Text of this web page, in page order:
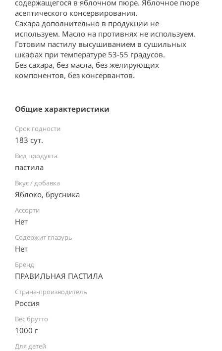
содержащегося в яблочном пюре. Яблочное пюре
асептического консервирования.
Сахара дополнительно в продукции не
используем. Масло на противнях не используем.
Готовим пастилу высушиванием в сушильных
шкафах при температуре 53-55 градусов.
Без сахара, без масла, без желирующих
компонентов, без консервантов.
Общие характеристики
Срок годности
183 сут.
Вид продукта
пастила
Вкус / добавка
Яблоко, брусника
Ассорти
Нет
Содержит глазурь
Нет
Бренд
ПРАВИЛЬНАЯ ПАСТИЛА
Страна-производитель
Россия ⠀
Вес брутто
1000 г
Для детей